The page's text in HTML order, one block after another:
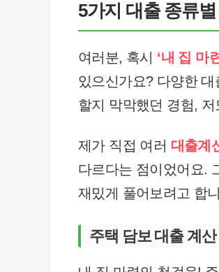
5가지 대출 종류
여러분, 혹시 ‘내 집 마
있으신가요? 다양한
할지 막막했던 경험, 저
제가 직접 여러 대출계
다르다는 점이었어요.
재밌게 풀어보려고 합
주택 담보 대출 계산